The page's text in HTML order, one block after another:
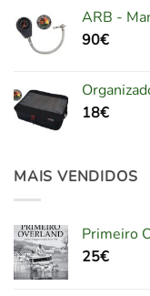
ARB -
90€
18€
MAIS VENDIDOS
Primeiro
25€